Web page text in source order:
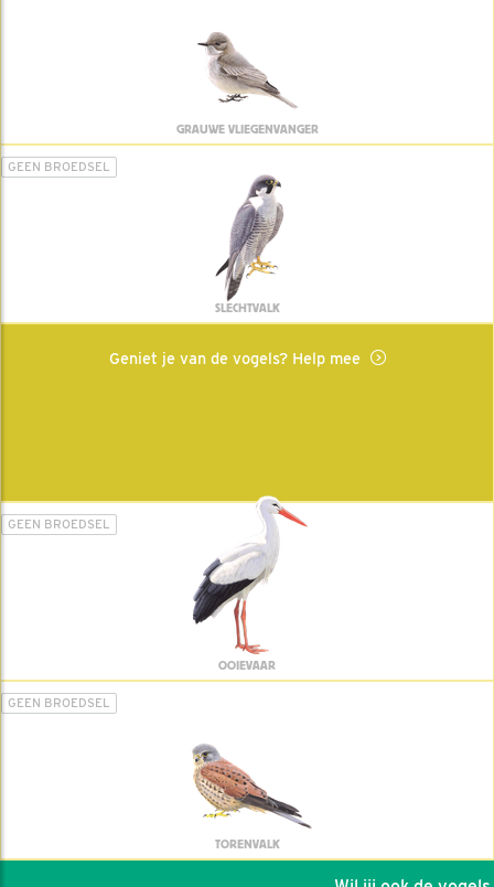
GRAUWE VLIEGENVANGER
GEEN BROEDSEL
SLECHTVALK
Geniet je van de vogels? Help mee
GEEN BROEDSEL
OOIEVAAR
GEEN BROEDSEL
TORENVALK